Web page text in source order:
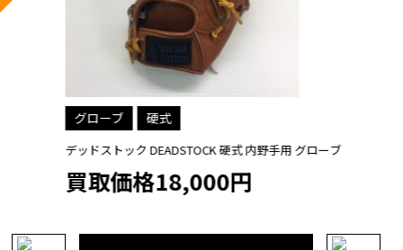
グローブ 硬式
デッドストック DEADSTOCK 硬式 内野手用 グローブ
買取価格18,000円